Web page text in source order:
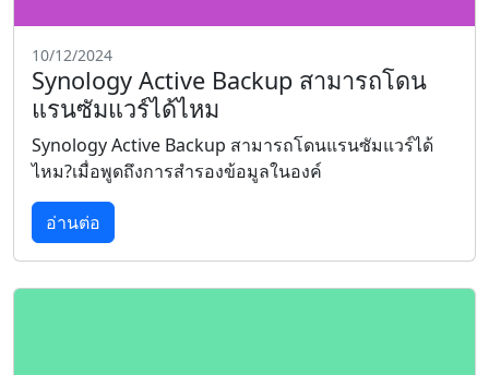
10/12/2024
Synology Active Backup สามารถโดน
แรนซัมแวร์ได้ไหม
Synology Active Backup สามารถโดนแรนซัมแวร์ได้
ไหม?เมื่อพูดถึงการสำรองข้อมูลในองค์
อ่านต่อ